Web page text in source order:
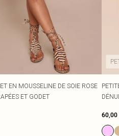
EN MOUSSELINE DE SOIE ROSE
ET GODET
60,00